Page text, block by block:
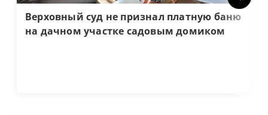
Верховный суд не признал платную баню
на дачном участке садовым домиком